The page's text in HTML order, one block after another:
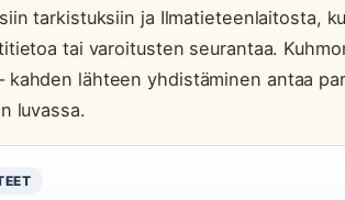
tarkistuksiin ja Ilmatieteenlaitosta,
tai varoitusten seurantaa.
kahden lähteen yhdistäminen antaa
luvassa.